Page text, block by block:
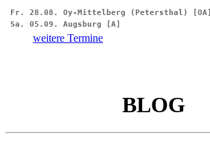
Fr. 28.08. Oy-Mittelberg (Petersthal)
[OA]
Sa. 05.09. Augsburg
weitere Termine
BLOG